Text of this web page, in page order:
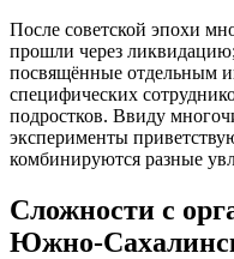
После советской эпохи
прошли через
посвящённые отдельным
специфических
подростков. Ввиду
эксперименты
комбинируются разные
Сложности с
Южно-